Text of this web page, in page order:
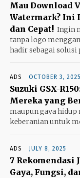
Mau Download
Watermark? Ini
dan Cepat! Ingin
tanpa logo
hadir sebagai
ADS OCTOBER 3, 2025
Suzuki GSX-
Mereka yang
maupun gaya hidup
keberanian untuk
ADS JULY 8, 2025
7 Rekomendasi
Gaya, Fungsi,